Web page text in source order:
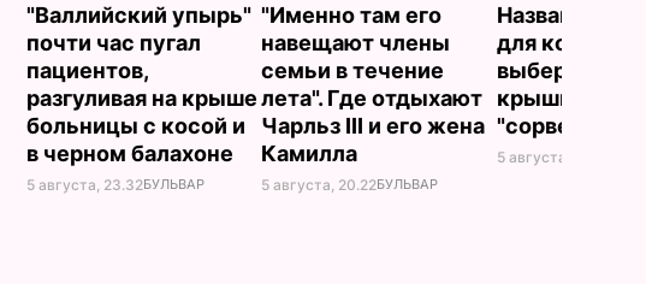
"Валлийский упырь"
почти час пугал
пациентов,
разгуливая на крыше
больницы с косой и
в черном балахоне
5 августа, 23.32БУЛЬВАР
"Именно там его
навещают члены
семьи в течение
лета". Где отдыхают
Чарльз III и его жена
Камилла
5 августа, 20.22БУЛЬВАР
Названа
для
выберите ее –
крышки на
"сорвет"
5 августа, 19.34